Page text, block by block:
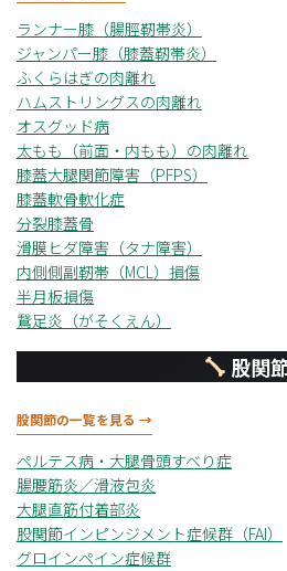
ランナー膝（腸脛靭帯炎）
ジャンパー膝（膝蓋靭帯炎）
ふくらはぎの肉離れ
ハムストリングスの肉離れ
オスグッド病
太もも（前面・内もも）の肉離れ
膝蓋大腿関節障害（PFPS）
膝蓋軟骨軟化症
分裂膝蓋骨
滑膜ヒダ障害（タナ障害）
内側側副靭帯（MCL）損傷
半月板損傷
鵞足炎（がそくえん）
股関
股関節の一覧を見る →
ペルテス病・大腿骨頭すべり症
腸腰筋炎／滑液包炎
大腿直筋付着部炎
股関節インピンジメント症候群（FAI）
グロインペイン症候群